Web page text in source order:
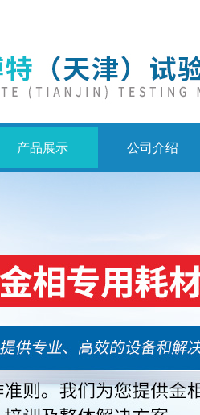
产品展示 公司介绍